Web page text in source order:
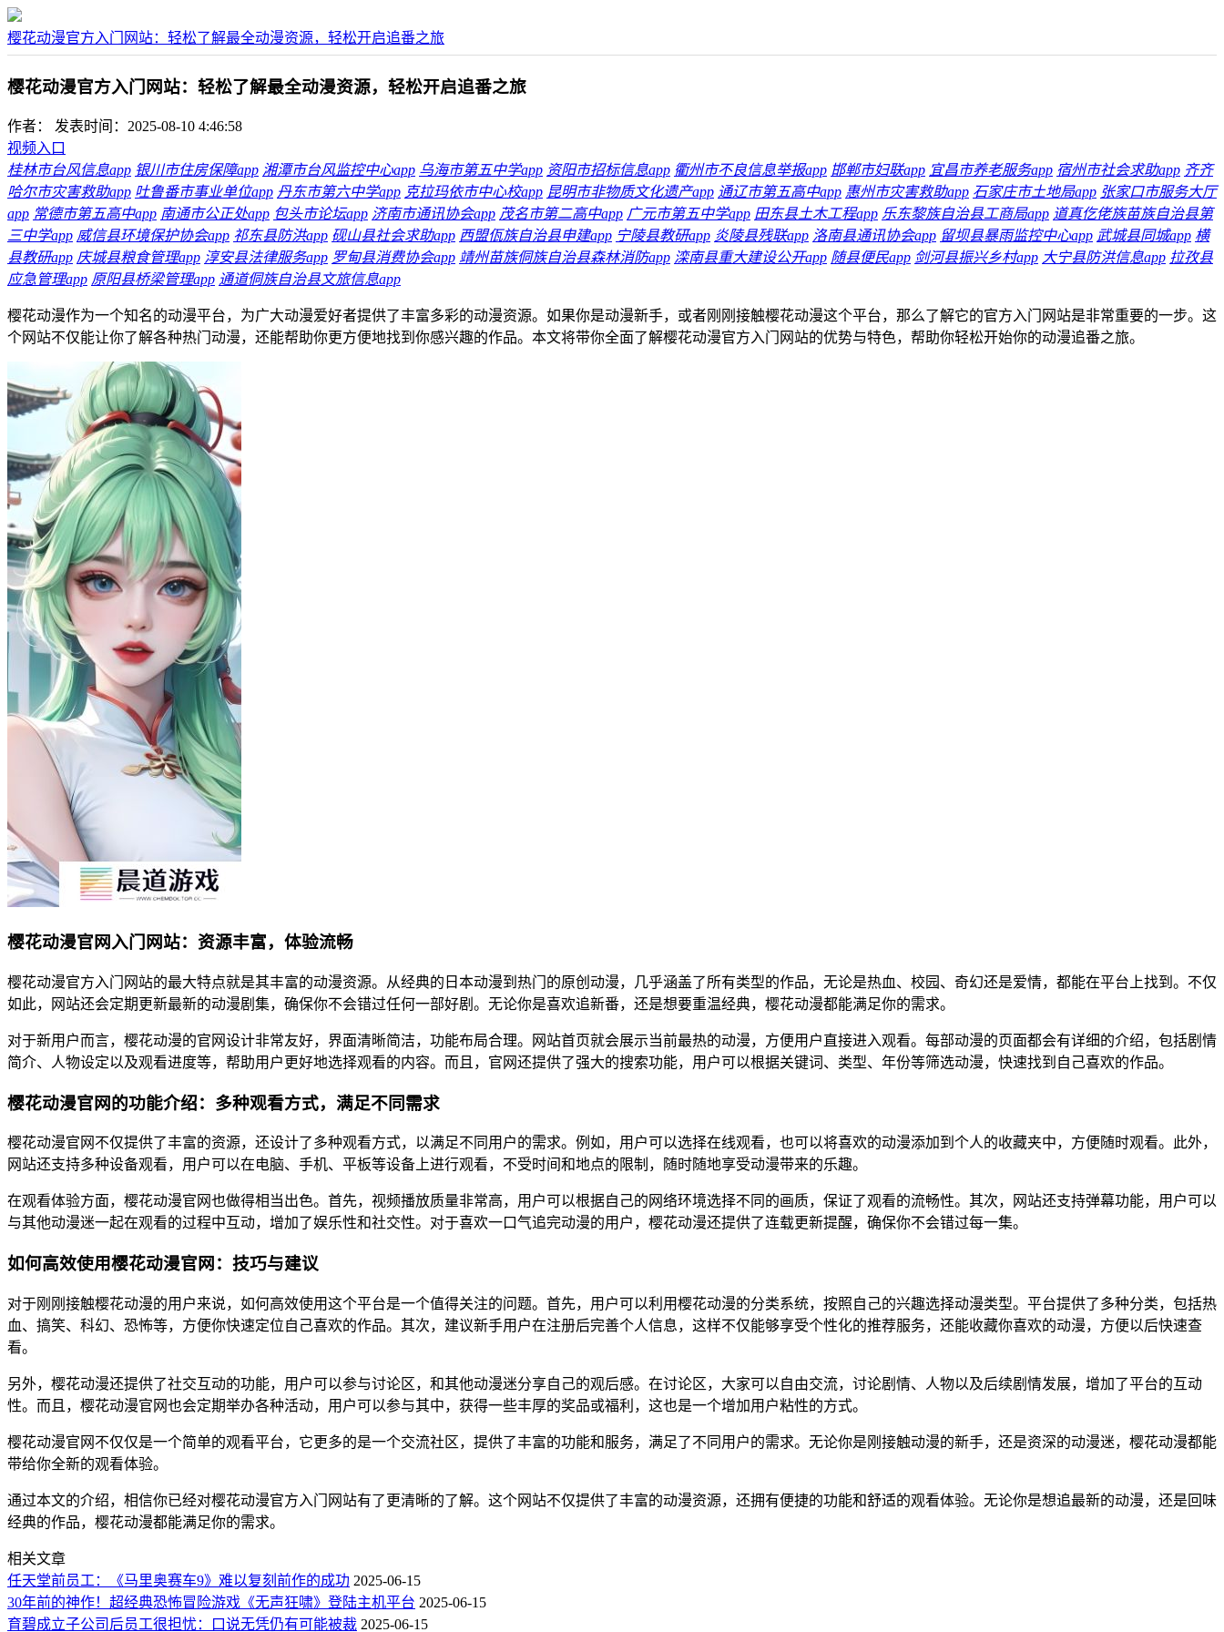
樱花动漫官方入门网站：轻松了解最全动漫资源，轻松开启追番之旅
樱花动漫官方入门网站：轻松了解最全动漫资源，轻松开启追番之旅
作者：
发表时间：2025-08-10 4:46:58
视频入口
桂林市台风信息app 银川市住房保障app 湘潭市台风监控中心app 乌海市第五中学app 资阳市招标信息app 衢州市不良信息举报app 邯郸市妇联app 宜昌市养老服务app 宿州市社会求助app 齐齐
哈尔市灾害救助app 吐鲁番市事业单位app 丹东市第六中学app 克拉玛依市中心校app 昆明市非物质文化遗产app 通辽市第五高中app 惠州市灾害救助app 石家庄市土地局app 张家口市服务大厅
app 常德市第五高中app 南通市公正处app 包头市论坛app 济南市通讯协会app 茂名市第二高中app 广元市第五中学app 田东县土木工程app 乐东黎族自治县工商局app 道真仡佬族苗族自治县第
三中学app 威信县环境保护协会app 祁东县防洪app 砚山县社会求助app 西盟佤族自治县申建app 宁陵县教研app 炎陵县残联app 洛南县通讯协会app 留坝县暴雨监控中心app 武城县同城app 横
县教研app 庆城县粮食管理app 淳安县法律服务app 罗甸县消费协会app 靖州苗族侗族自治县森林消防app 滦南县重大建设公开app 随县便民app 剑河县振兴乡村app 大宁县防洪信息app 拉孜县
应急管理app 原阳县桥梁管理app 通道侗族自治县文旅信息app
樱花动漫作为一个知名的动漫平台，为广大动漫爱好者提供了丰富多彩的动漫资源。如果你是动漫新手，或者刚刚接触樱花动漫这个平台，那么了解它的官方入门网站是非常重要的一步。这
个网站不仅能让你了解各种热门动漫，还能帮助你更方便地找到你感兴趣的作品。本文将带你全面了解樱花动漫官方入门网站的优势与特色，帮助你轻松开始你的动漫追番之旅。
樱花动漫官网入门网站：资源丰富，体验流畅
樱花动漫官方入门网站的最大特点就是其丰富的动漫资源。从经典的日本动漫到热门的原创动漫，几乎涵盖了所有类型的作品，无论是热血、校园、奇幻还是爱情，都能在平台上找到。不仅
如此，网站还会定期更新最新的动漫剧集，确保你不会错过任何一部好剧。无论你是喜欢追新番，还是想要重温经典，樱花动漫都能满足你的需求。
对于新用户而言，樱花动漫的官网设计非常友好，界面清晰简洁，功能布局合理。网站首页就会展示当前最热的动漫，方便用户直接进入观看。每部动漫的页面都会有详细的介绍，包括剧情
简介、人物设定以及观看进度等，帮助用户更好地选择观看的内容。而且，官网还提供了强大的搜索功能，用户可以根据关键词、类型、年份等筛选动漫，快速找到自己喜欢的作品。
樱花动漫官网的功能介绍：多种观看方式，满足不同需求
樱花动漫官网不仅提供了丰富的资源，还设计了多种观看方式，以满足不同用户的需求。例如，用户可以选择在线观看，也可以将喜欢的动漫添加到个人的收藏夹中，方便随时观看。此外，
网站还支持多种设备观看，用户可以在电脑、手机、平板等设备上进行观看，不受时间和地点的限制，随时随地享受动漫带来的乐趣。
在观看体验方面，樱花动漫官网也做得相当出色。首先，视频播放质量非常高，用户可以根据自己的网络环境选择不同的画质，保证了观看的流畅性。其次，网站还支持弹幕功能，用户可以
与其他动漫迷一起在观看的过程中互动，增加了娱乐性和社交性。对于喜欢一口气追完动漫的用户，樱花动漫还提供了连载更新提醒，确保你不会错过每一集。
如何高效使用樱花动漫官网：技巧与建议
对于刚刚接触樱花动漫的用户来说，如何高效使用这个平台是一个值得关注的问题。首先，用户可以利用樱花动漫的分类系统，按照自己的兴趣选择动漫类型。平台提供了多种分类，包括热
血、搞笑、科幻、恐怖等，方便你快速定位自己喜欢的作品。其次，建议新手用户在注册后完善个人信息，这样不仅能够享受个性化的推荐服务，还能收藏你喜欢的动漫，方便以后快速查
看。
另外，樱花动漫还提供了社交互动的功能，用户可以参与讨论区，和其他动漫迷分享自己的观后感。在讨论区，大家可以自由交流，讨论剧情、人物以及后续剧情发展，增加了平台的互动
性。而且，樱花动漫官网也会定期举办各种活动，用户可以参与其中，获得一些丰厚的奖品或福利，这也是一个增加用户粘性的方式。
樱花动漫官网不仅仅是一个简单的观看平台，它更多的是一个交流社区，提供了丰富的功能和服务，满足了不同用户的需求。无论你是刚接触动漫的新手，还是资深的动漫迷，樱花动漫都能
带给你全新的观看体验。
通过本文的介绍，相信你已经对樱花动漫官方入门网站有了更清晰的了解。这个网站不仅提供了丰富的动漫资源，还拥有便捷的功能和舒适的观看体验。无论你是想追最新的动漫，还是回味
经典的作品，樱花动漫都能满足你的需求。
相关文章
任天堂前员工：《马里奥赛车9》难以复刻前作的成功 2025-06-15
30年前的神作！超经典恐怖冒险游戏《无声狂啸》登陆主机平台 2025-06-15
育碧成立子公司后员工很担忧：口说无凭仍有可能被裁 2025-06-15